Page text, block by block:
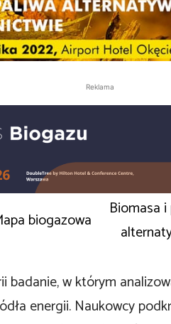
Reklama
biogazowa
Biomasa
badanie, w którym
energii. Naukowcy